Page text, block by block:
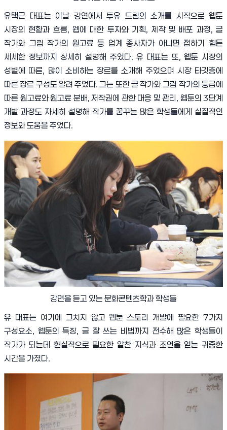
유택근 대표는 이날 강연에서 투유 드림의 소개를 시작으로 웹툰
시장의 현황과 흐름,웹에 대한 투자와 기획, 제작 및 배포 과정,글
작가와 그림 작가의 원고료 등 업계 종사자가 아니면 접하기 힘든
세세한 정보까지 상세히 설명해 주었다.유 대표는 또,웹툰 시장의
성별에 따른, 많이 소비하는 장르를 소개해 주었으며 시장 타깃층에
따른 장르 구성도 알려 주었다.그는 또한 글 작가와 그림 작가의 등급에
따른 원고료와 원고료 분배, 저작권에 관한 대응 및 관리 , 웹툰의 3단계
개발 과정도 자세히 설명해 작가를 꿈꾸는 많은 학생들에게 실질적인
정보와 도움을 주었다.
강연을 듣고 있는 문화콘텐츠학과 학생들
유 대표는 여기에 그치지 않고 웹툰 스토리 개발에 필요한 7가지
구성요소
웹툰의 특징 ,글 잘 쓰는 비법까지 전수해 많은 학생들이
작가가 되는데 현실적으로 필요한 알찬 지식과 조언을 얻는 귀중한
시간을 가졌다